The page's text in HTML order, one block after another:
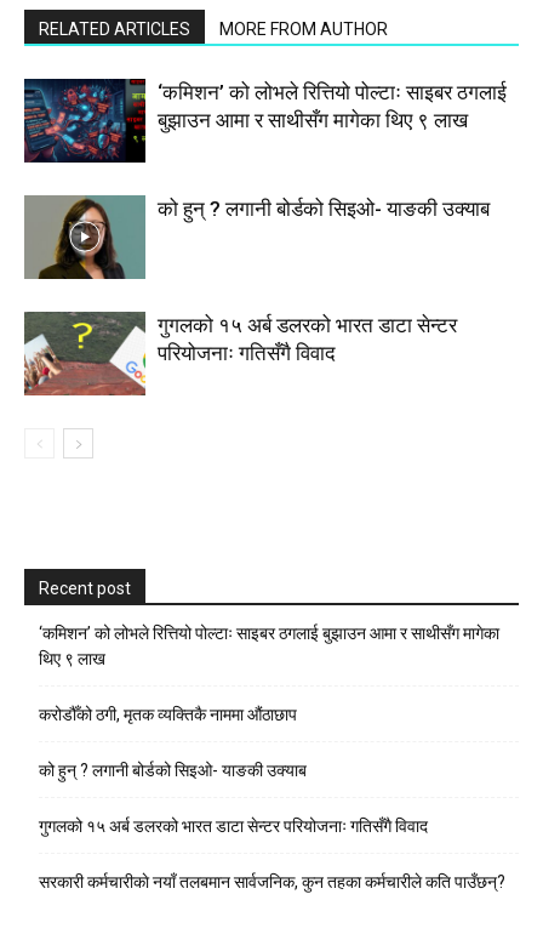
RELATED ARTICLES MORE FROM AUTHOR
‘कमिशन’ को लोभले रित्तियो पोल्टाः साइबर ठगलाई
बुझाउन आमा र साथीसँग मागेका थिए ९ लाख
को हुन् ? लगानी बोर्डको सिइओ- याङकी उक्याब
गुगलको १५ अर्ब डलरको भारत डाटा सेन्टर
परियोजनाः गतिसँगै विवाद
Recent post
‘कमिशन’ को लोभले रित्तियो पोल्टाः साइबर ठगलाई बुझाउन आमा र साथीसँग मागेका
थिए ९ लाख
करोडौँको ठगी, मृतक व्यक्तिकै नाममा औंठाछाप
को हुन् ? लगानी बोर्डको सिइओ- याङकी उक्याब
गुगलको १५ अर्ब डलरको भारत डाटा सेन्टर परियोजनाः गतिसँगै विवाद
सरकारी कर्मचारीकाे नयाँ तलबमान सार्वजनिक, कुन तहका कर्मचारीले कति पाउँछन्?